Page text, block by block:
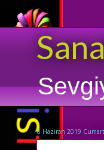
8 Haziran 2019